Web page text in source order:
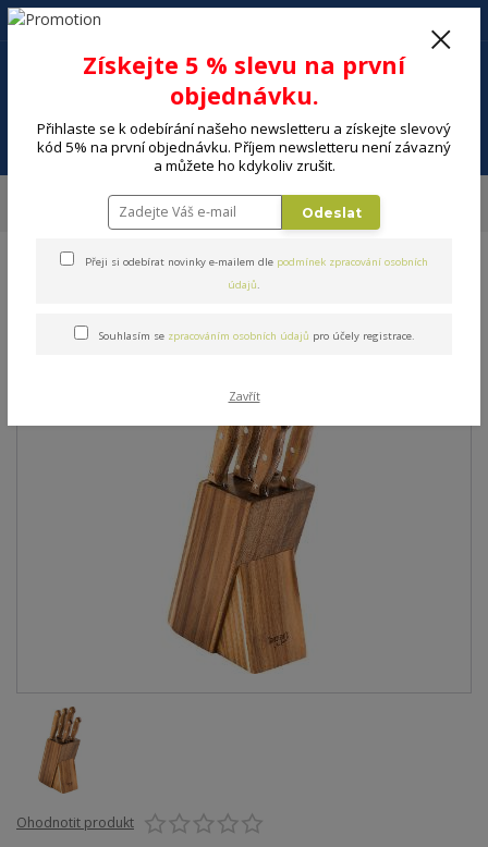
Menu
+420 602 494 600
nože v sadě, stojany a bloky
Sada nožů LAMART LT2080
Sada nožů LAMART LT2080
Ohodnotit produkt
Získejte 5 % slevu na první
objednávku.
Přihlaste se k odebírání našeho newsletteru a získejte slevový
kód 5% na první objednávku. Příjem newsletteru není závazný
a můžete ho kdykoliv zrušit.
Odeslat
Přeji si odebírat novinky e-mailem dle podmínek zpracování osobních
údajů.
Souhlasím se zpracováním osobních údajů pro účely registrace.
Zavřít